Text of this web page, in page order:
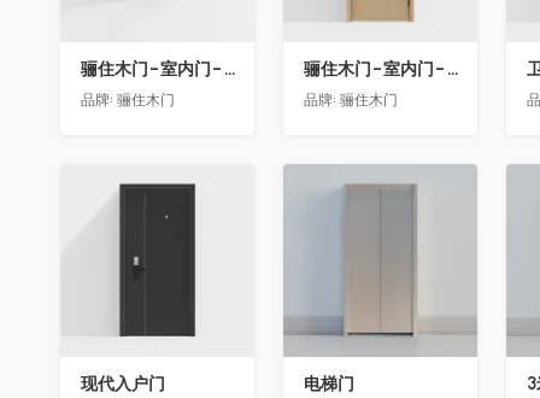
骊住木门-室内门-单开门-BFA-EF浅灰色
品牌: 骊住木门
骊住木门-室内门-单开门-BFA-PP麦芽黄色
品牌: 骊住木门
收藏
现代入户门
收藏
电梯门